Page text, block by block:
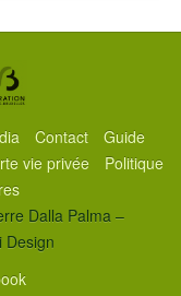
Contact
Guide
vie privée
Politique
Dalla Palma –
Design